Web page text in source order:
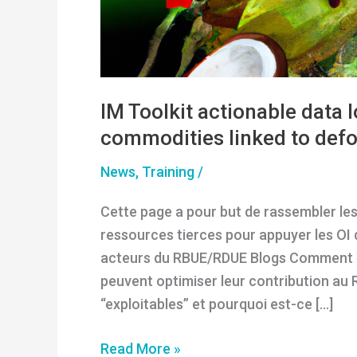
IM Toolkit actionable data
commodities linked to
News, Training /
Cette page a pour but de rassembler
ressources tierces pour appuyer les
acteurs du RBUE/RDUE Blogs
peuvent optimiser leur contribution au
“exploitables” et pourquoi est-ce […]
IM
Read More »